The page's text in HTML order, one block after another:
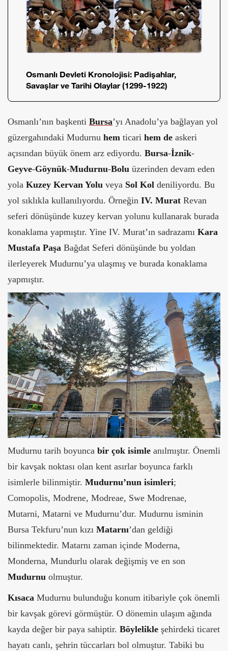
Osmanlı Devleti Kronolojisi: Padişahlar,
Savaşlar ve Tarihi Olaylar (1299-1922)
Osmanlı’nın başkenti Bursa’yı Anadolu’ya bağlayan yol
güzergahındaki Mudurnu hem ticari hem de askeri
açısından büyük önem arz ediyordu. Bursa-İznik-
Geyve-Göynük-Mudurnu-Bolu üzerinden devam eden
yola Kuzey Kervan Yolu veya Sol Kol deniliyordu. Bu
yol sıklıkla kullanılıyordu. Örneğin IV. Murat Revan
seferi dönüşünde kuzey kervan yolunu kullanarak burada
konaklama yapmıştır. Yine IV. Murat’ın sadrazamı Kara
Mustafa Paşa Bağdat Seferi dönüşünde bu yoldan
ilerleyerek Mudurnu’ya ulaşmış ve burada konaklama
yapmıştır.
Mudurnu tarih boyunca bir çok isimle anılmıştır. Önemli
bir kavşak noktası olan kent asırlar boyunca farklı
isimlerle bilinmiştir. Mudurnu’nun isimleri;
Comopolis, Modrene, Modreae, Swe Modrenae,
Mutarni, Matarni ve Mudurnu’dur. Mudurnu isminin
Bursa Tekfuru’nun kızı Matarnı’dan geldiği
bilinmektedir. Matarnı zaman içinde Moderna,
Monderna, Mundurlu olarak değişmiş ve en son
Mudurnu olmuştur.
Kısaca Mudurnu bulunduğu konum itibariyle çok önemli
bir kavşak görevi görmüştür. O dönemin ulaşım ağında
kayda değer bir paya sahiptir. Böylelikle şehirdeki ticaret
hayatı canlı, şehrin tüccarları bol olmuştur. Tabiki bu